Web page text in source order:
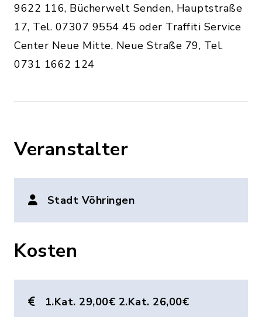
9622 116, Bücherwelt Senden, Hauptstraße
17, Tel. 07307 9554 45 oder Traffiti Service
Center Neue Mitte, Neue Straße 79, Tel.
0731 1662 124
Veranstalter
Stadt Vöhringen
Kosten
1.Kat. 29,00€ 2.Kat. 26,00€